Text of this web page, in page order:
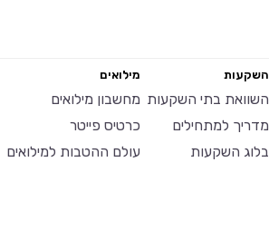
השקעות
השוואת בתי השקעות
מדריך למתחילים
בלוג השקעות
מילואים
מחשבון מילואים
כרטיס פייטר
עולם ההטבות למילואים